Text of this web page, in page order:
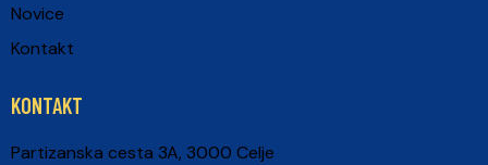
Novice
Kontakt
KONTAKT
Partizanska cesta 3A, 3000 Celje